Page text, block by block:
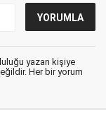
yazan kişiye
Her bir yorum